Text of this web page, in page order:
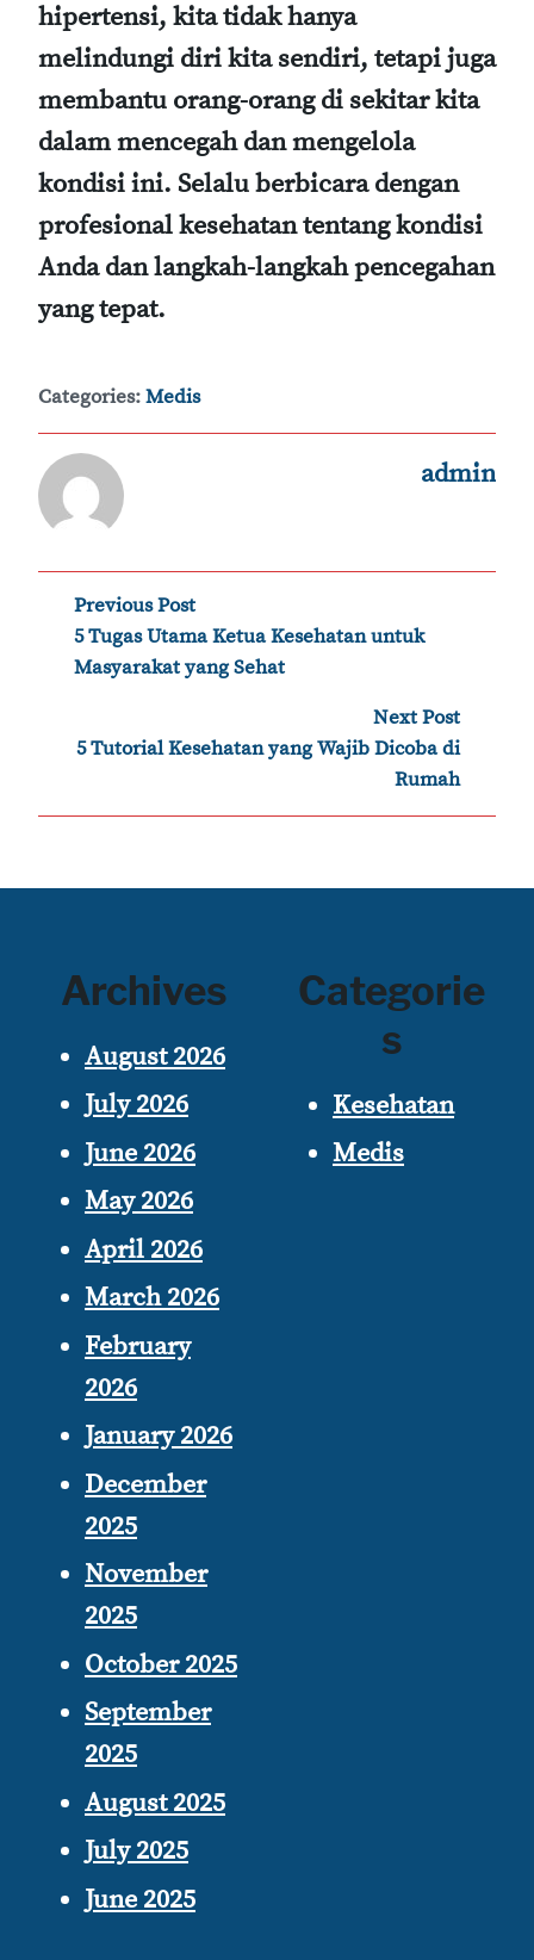
hipertensi, kita tidak hanya
melindungi diri kita sendiri, tetapi juga
membantu orang-orang di sekitar kita
dalam mencegah dan mengelola
kondisi ini. Selalu berbicara dengan
profesional kesehatan tentang kondisi
Anda dan langkah-langkah pencegahan
yang tepat.
Categories:Medis
admin
Post
navigation
Previous Post
5 Tugas Utama Ketua Kesehatan untuk
Masyarakat yang Sehat
Next Post
5 Tutorial Kesehatan yang Wajib Dicoba di
Rumah
Archives
August 2026
July 2026
June 2026
May 2026
April 2026
March 2026
February
2026
January 2026
December
2025
November
2025
October 2025
September
2025
August 2025
July 2025
June 2025
Categorie
s
Kesehatan
Medis